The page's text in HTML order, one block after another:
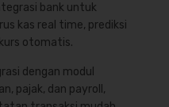
bank untuk
kas real time, prediksi
otomatis.
dengan modul
pajak, dan payroll,